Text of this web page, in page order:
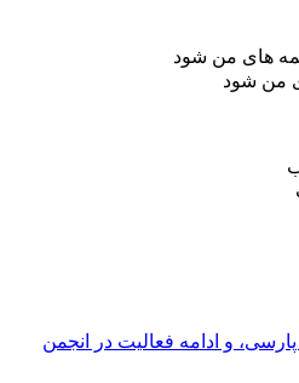
های من شود
من شود
و ادامه فعالیت در انجمن